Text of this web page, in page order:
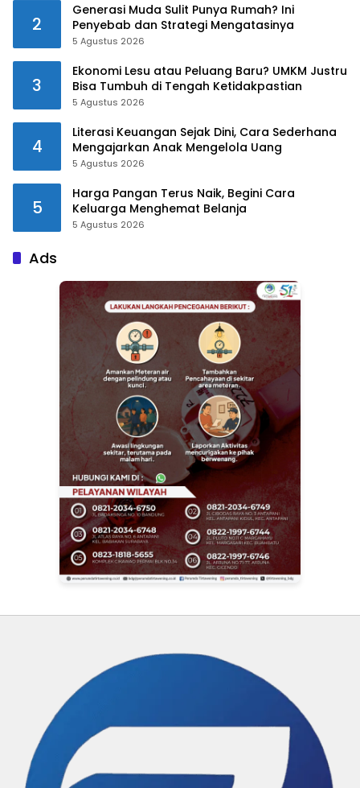
2
Generasi Muda Sulit Punya Rumah? Ini
Penyebab dan Strategi Mengatasinya
5 Agustus 2026
3
Ekonomi Lesu atau Peluang Baru? UMKM Justru
Bisa Tumbuh di Tengah Ketidakpastian
5 Agustus 2026
4
Literasi Keuangan Sejak Dini, Cara Sederhana
Mengajarkan Anak Mengelola Uang
5 Agustus 2026
5
Harga Pangan Terus Naik, Begini Cara
Keluarga Menghemat Belanja
5 Agustus 2026
Ads